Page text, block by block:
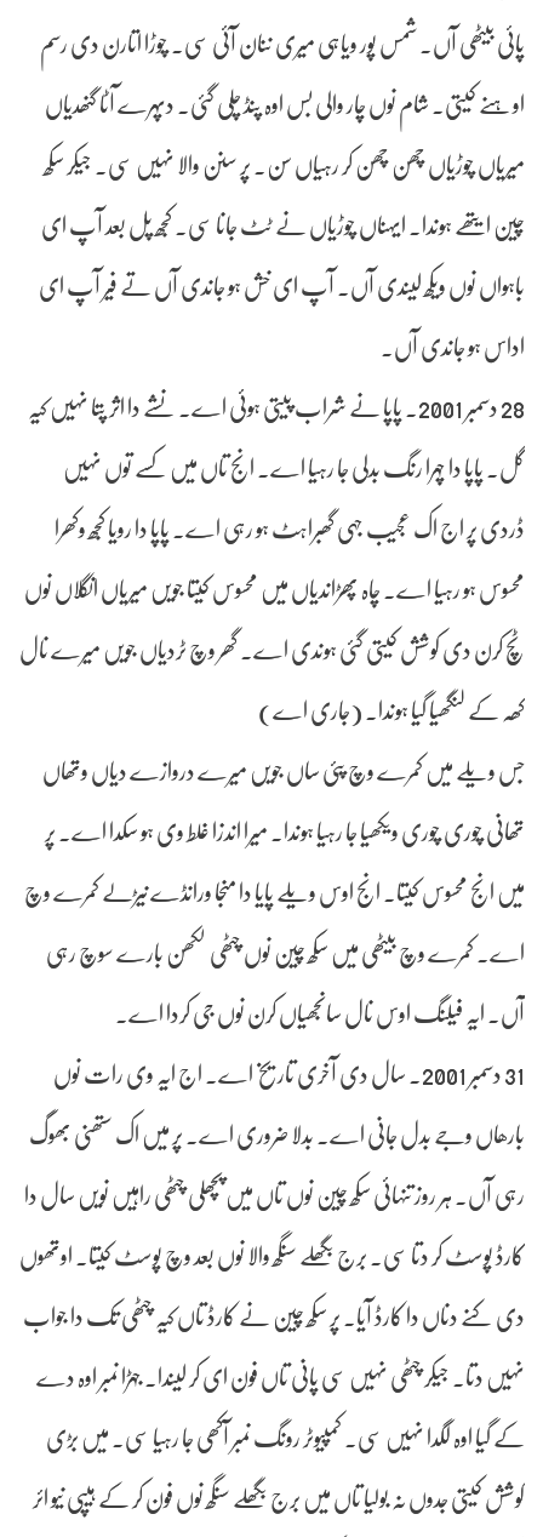
پائی بیٹھی آں۔ شمس پور ویاہی میری ننان آئی سی۔ چوڑا اتارن دی رسم
اوہنے کیتی۔ شام نوں چار والی بس اوہ پنڈ چلی گئی۔ دپہرے آٹا گنھدیاں
میریاں چوڑیاں چھن چھن کر رہیاں سن۔ پر سنن والا نہیں سی۔ جیکر سکھ
چین ایتھے ہوندا۔ ایہناں چوڑیاں نے ٹٹ جانا سی۔ کجھ پل بعد آپ ای
باہواں نوں ویکھ لیندی آں۔ آپ ای خش ہو جاندی آں تے فیر آپ ای
اداس ہو جاندی آں۔
28 دسمبر 2001۔ پاپا نے شراب پیتی ہوئی اے۔ نشے دا اثر پتا نہیں کیہ
گل۔ پاپا دا چہرا رنگ بدلی جا رہیا اے۔ انج تاں میں کسے توں نہیں
ڈردی پر اج اک عجیب جہی گھبراہٹ ہو رہی اے۔ پاپا دا رویا کجھ وکھرا
محسوس ہو رہیا اے۔ چاہ پھڑاندیاں میں محسوس کیتا جویں میریاں انگلاں نوں
ٹچ کرن دی کوشش کیتی گئی ہوندی اے۔ گھر وچ ٹردیاں جویں میرے نال
کھہ کے لنگھیا گیا ہوندا۔ (جاری اے)
جس ویلے میں کمرے وچ پئی ساں جویں میرے دروازے دیاں وتھاں
تھانی چوری چوری ویکھیا جا رہیا ہوندا۔ میرا اندزا غلط وی ہو سکدا اے۔ پر
میں انج محسوس کیتا۔ انج اوس ویلے پایا دا منجا ورانڈے نیڑلے کمرے وچ
اے۔ کمرے وچ بیٹھی میں سکھ چین نوں چٹھی لکھن بارے سوچ رہی
آں۔ ایہ فیلنگ اوس نال سانجھیاں کرن نوں جی کردا اے۔
31 دسمبر 2001۔ سال دی آخری تاریخ اے۔ اج ایہ وی رات نوں
بارھاں وجے بدل جانی اے۔ بدلا ضروری اے۔ پر میں اک ستھنی بھوگ
رہی آں۔ ہر روز تنہائی سکھ چین نوں تاں میں پچھلی چٹھی راہیں نویں سال دا
کارڈ پوسٹ کر دتا سی۔ برج بگھلے سنگھ والا نوں بعد وچ پوسٹ کیتا۔ اوتھوں
دی کنے دناں دا کارڈ آیا۔ پر سکھ چین نے کارڈ تاں کیہ چٹھی تک دا جواب
نہیں دتا۔ جیکر چٹھی نہیں سی پانی تاں فون ای کر لیندا۔ جہڑا نمبر اوہ دے
کے گیا اوہ لگدا نہیں سی۔ کمپیوٹر رونگ نمبر آکھی جا رہیا سی۔ میں بڑی
کوشش کیتی جدوں نہ بولیا تاں میں برج بگھلے سنگھ نوں فون کر کے ہیپی نیو ائر